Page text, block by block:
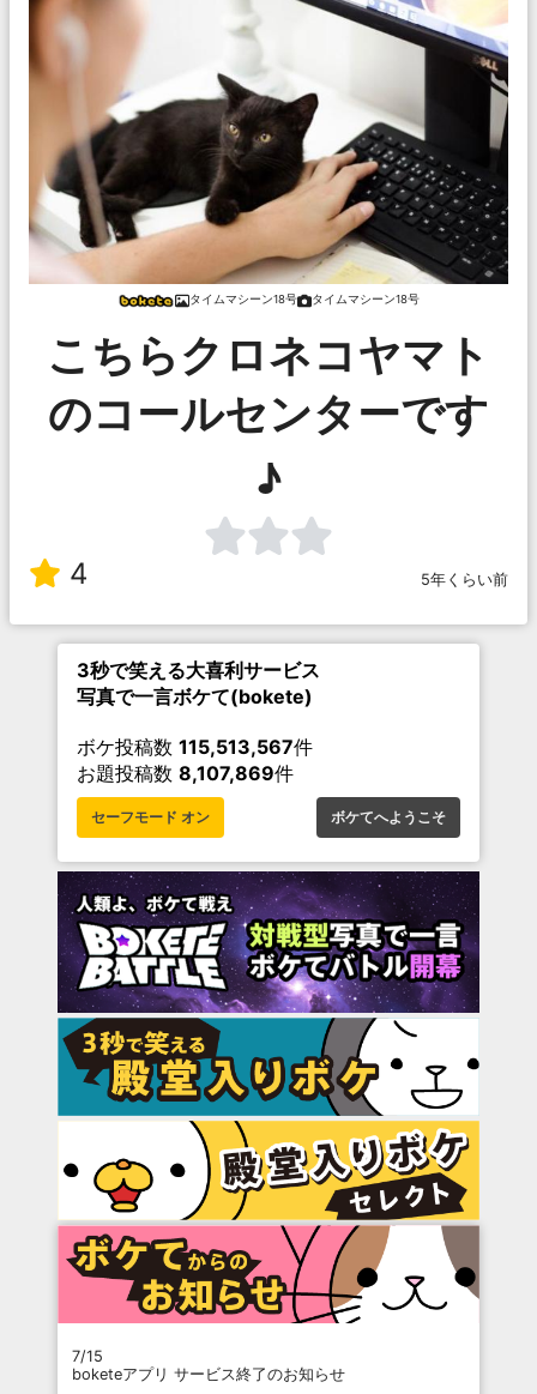
タイムマシーン18号 タイムマシーン18号
こちらクロネコヤマト
のコールセンターです
♪
4 5年くらい前
3秒で笑える大喜利サービス
写真で一言ボケて(bokete)
ボケ投稿数 115,513,567件
お題投稿数 8,107,869件
セーフモード オン ボケてへようこそ
7/15
boketeアプリ サービス終了のお知らせ